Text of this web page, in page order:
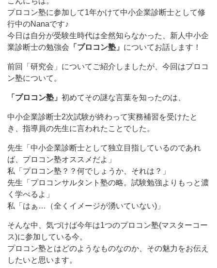
プロコン塾に参加して1年かけて中小企業診断士として修
行中のNanaです♪
今日は自分が受験生時代は全然知らなかった、新人中小企
業診断士の勉強会 「プロコン塾」 についてお話します！
前回「研究会」についてご紹介しましたが、今回はプロコ
ン塾について。
「プロコン塾」 初めてその謎な言葉を知ったのは、
中小企業診断士2次試験が終わって実務補習を受けたと
き、指導員の先生に言われたことでした。
先生「中小企業診断士として独立目指しているのであれ
ば、プロコン塾オススメだよ」
私「プロコン塾？？何でしょうか、それは？」
先生「プロコンサルタント塾の略。試験勉強よりもっと濃
く学べるよ」
私「はぁ…（全くイメージが湧いていない)」
そんな中、気づけば今年は1つのプロコン塾(マスターコー
ス)に参加している今。
プロコン塾とはどのようなものなのか、その魅力をお伝え
したいと思います。